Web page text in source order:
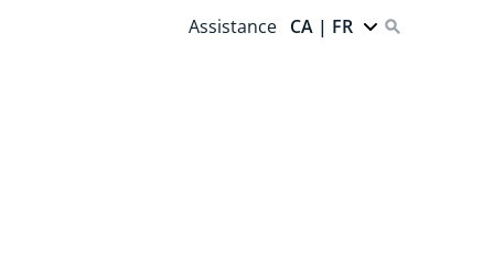
Assistance CA | FR